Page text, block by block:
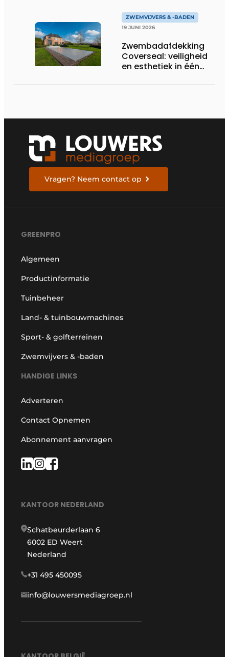
ZWEMVIJVERS & -BADEN
19 JUNI 2026
Zwembadafdekking
Coverseal: veiligheid
en esthetiek in één
Vragen? Neem contact op
GREENPRO
Algemeen
Productinformatie
Tuinbeheer
Land- & tuinbouwmachines
Sport- & golfterreinen
Zwemvijvers & -baden
HANDIGE LINKS
Adverteren
Contact Opnemen
Abonnement aanvragen
KANTOOR NEDERLAND
Schatbeurderlaan 6
6002 ED Weert
Nederland
+31 495 450095
info@louwersmediagroep.nl